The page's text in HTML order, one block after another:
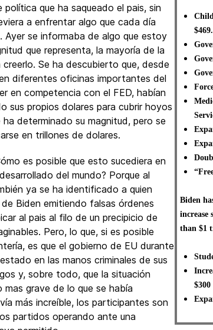
Biden
increase
than $1
política que ha saqueado el pais, sin
a enfrentar algo que cada día
Ayer se informaba de algo que estoy
que representa, la mayoría de la
Se ha descubierto que, desde
diferentes oficinas importantes del
en competencia con el FED, habían
sus propios dolares para cubrir hoyos
determinado su magnitud, pero se
en trillones de dolares.
es posible que esto sucediera en
del mundo? Porque al
ya se ha identificado a quien
Biden emitiendo falsas órdenes
al pais al filo de un precipicio de
Pero, lo que, si es posible
es que el gobierno de EU durante
en las manos criminales de sus
y, sobre todo, que la situación
mas grave de lo que se había
más increíble, los participantes son
partidos operando ante una